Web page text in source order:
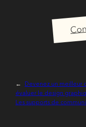
←
Devenez un meilleur
évaluer le design
Les supports de